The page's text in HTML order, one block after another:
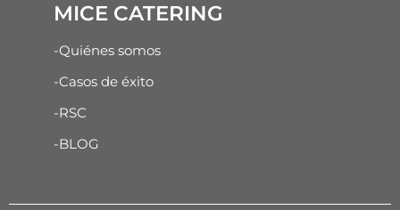
MICE CATERING
-Quiénes somos
-Casos de éxito
-RSC
-BLOG